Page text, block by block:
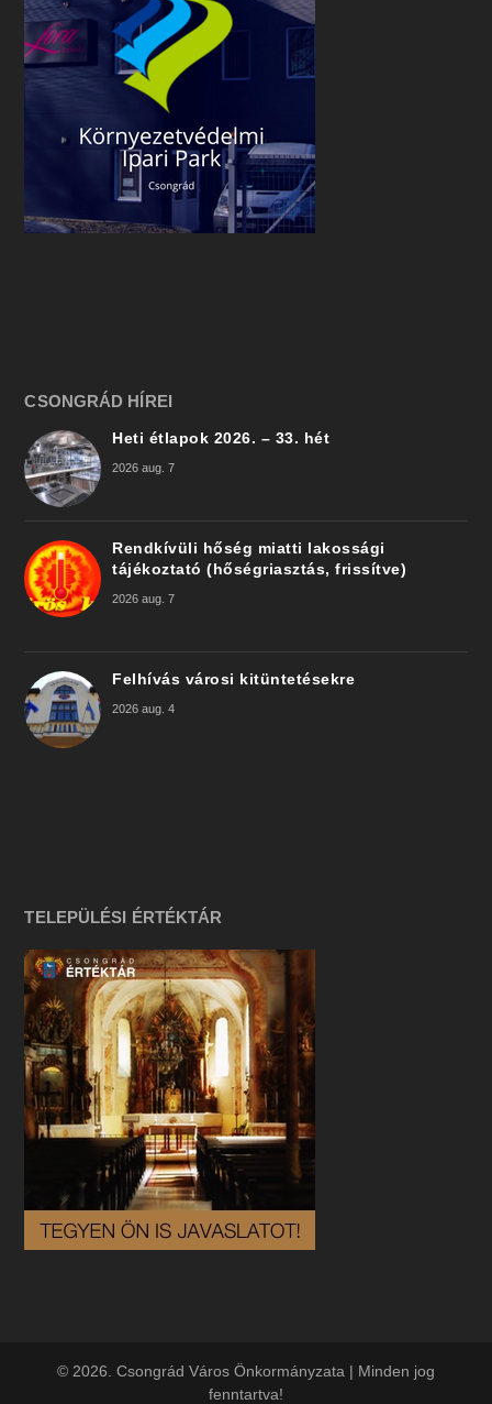
CSONGRÁD HÍREI
Heti étlapok 2026. – 33. hét
2026 aug. 7
Rendkívüli hőség miatti lakossági
tájékoztató (hőségriasztás, frissítve)
2026 aug. 7
Felhívás városi kitüntetésekre
2026 aug. 4
TELEPÜLÉSI ÉRTÉKTÁR
© 2026. Csongrád Város Önkormányzata | Minden jog
fenntartva!